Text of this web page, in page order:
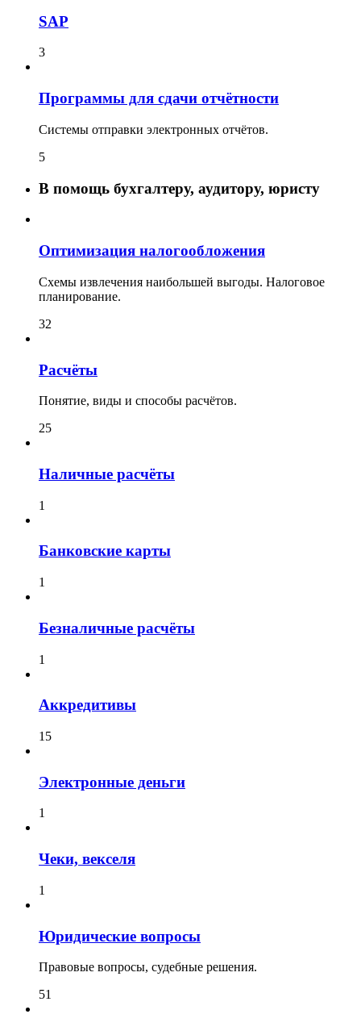
SAP
3
Программы для сдачи отчётности
Системы отправки электронных отчётов.
5
В помощь бухгалтеру, аудитору, юристу
Оптимизация налогообложения
Схемы извлечения наибольшей выгоды. Налоговое
планирование.
32
Расчёты
Понятие, виды и способы расчётов.
25
Наличные расчёты
1
Банковские карты
1
Безналичные расчёты
1
Аккредитивы
15
Электронные деньги
1
Чеки, векселя
1
Юридические вопросы
Правовые вопросы, судебные решения.
51